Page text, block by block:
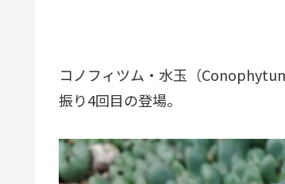
コノフィツム・水玉（
振り4回目の登場。